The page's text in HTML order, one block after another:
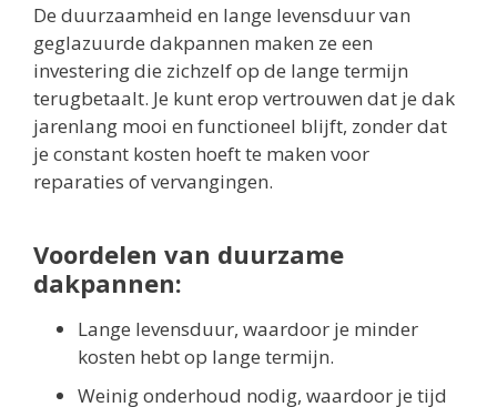
De duurzaamheid en lange levensduur van
geglazuurde dakpannen maken ze een
investering die zichzelf op de lange termijn
terugbetaalt. Je kunt erop vertrouwen dat je dak
jarenlang mooi en functioneel blijft, zonder dat
je constant kosten hoeft te maken voor
reparaties of vervangingen.
Voordelen van duurzame
dakpannen:
Lange levensduur, waardoor je minder
kosten hebt op lange termijn.
Weinig onderhoud nodig, waardoor je tijd